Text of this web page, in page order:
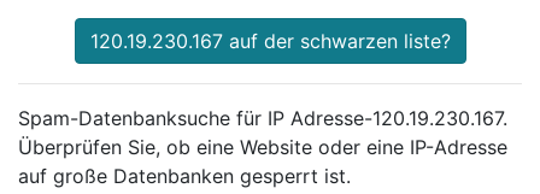
120.19.230.167 auf der schwarzen liste?
Spam-Datenbanksuche für IP Adresse-120.19.230.167.
Überprüfen Sie, ob eine Website oder eine IP-Adresse
auf große Datenbanken gesperrt ist.